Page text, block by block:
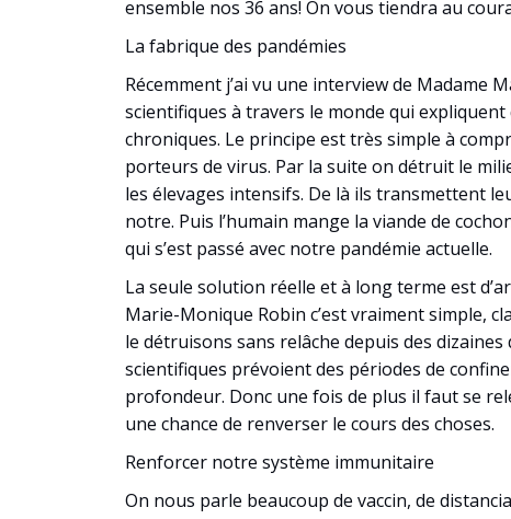
ensemble nos 36 ans! On vous tiendra au
La fabrique des pandémies
Récemment j’ai vu une interview de Madame
scientifiques à travers le monde qui
chroniques. Le principe est très simple à
porteurs de virus. Par la suite on détruit le
les élevages intensifs. De là ils transmettent
notre. Puis l’humain mange la viande de
qui s’est passé avec notre pandémie actuelle.
La seule solution réelle et à long terme est
Marie-Monique Robin c’est vraiment simple,
le détruisons sans relâche depuis des
scientifiques prévoient des périodes de
profondeur. Donc une fois de plus il faut se
une chance de renverser le cours des choses.
Renforcer notre système immunitaire
On nous parle beaucoup de vaccin, de